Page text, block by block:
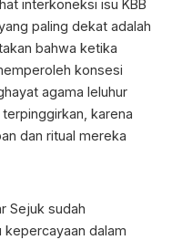
interkoneksi isu KBB
paling dekat adalah
bahwa ketika
konsesi
agama leluhur
karena
dan ritual mereka
Sejuk sudah
kepercayaan dalam